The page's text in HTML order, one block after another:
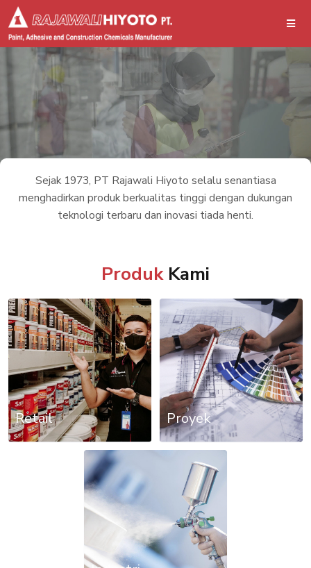
Sejak 1973, PT Rajawali Hiyoto selalu senantiasa
menghadirkan produk berkualitas tinggi dengan dukungan
teknologi terbaru dan inovasi tiada henti.
ProdukKami
Retail Proyek